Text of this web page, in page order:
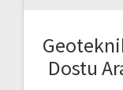
Dostu